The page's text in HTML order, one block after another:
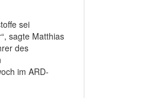
sei
sagte Matthias
des
im ARD-